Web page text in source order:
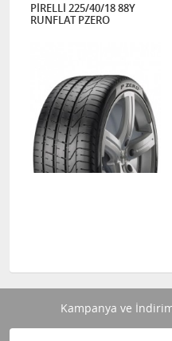
PİRELLİ 225/40/18 88Y
RUNFLAT PZERO
Kampanya ve